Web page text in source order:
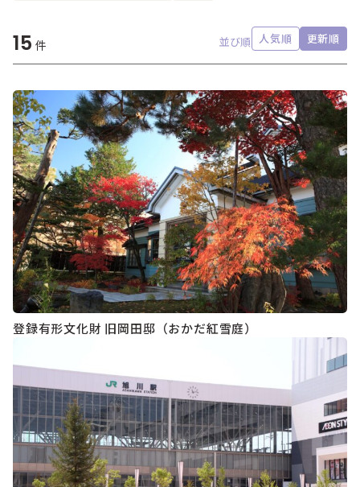
15 件 並び順 人気順 更新順
登録有形文化財 旧岡田邸（おかだ紅雪庭）